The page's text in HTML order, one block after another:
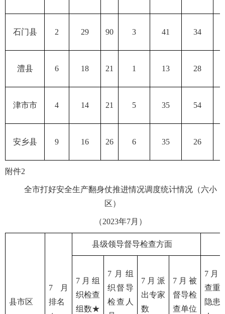
石门县 2 29 90 3 41 34
澧县 6 18 21 1 13 28
津市市 4 14 21 5 35 54
安乡县 9 16 26 6 35 26
附件2
全市打好安全生产翻身仗推进情况调度统计情况（六小
区）
（2023年7月）
县市区
7月
排名
县级领导督导检查方面
7月组
织检查
组数★
7月组
织督导
检查人
7月派
出专家
数
7月被
督导检
查单位
7月
查重
隐患